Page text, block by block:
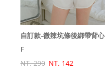
自訂款-微辣坑條後綁帶背心
F
NT. 290 NT. 142